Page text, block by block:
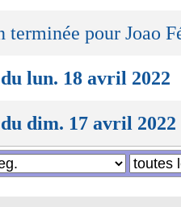
terminée pour Joao
lun. 18 avril 2022
dim. 17 avril 2022